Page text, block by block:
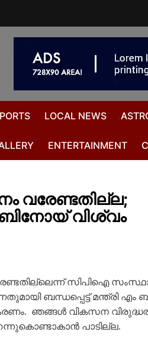
LOCAL NEWS
ENTERTAINMENT
വരേണ്ടതില്ല;
വിശ്വം
സിപിഐ
ബന്ധപ്പെട്ട് മന്ത്രി എം
ഞങ്ങള്‍ വികസന
പാടില്ല.